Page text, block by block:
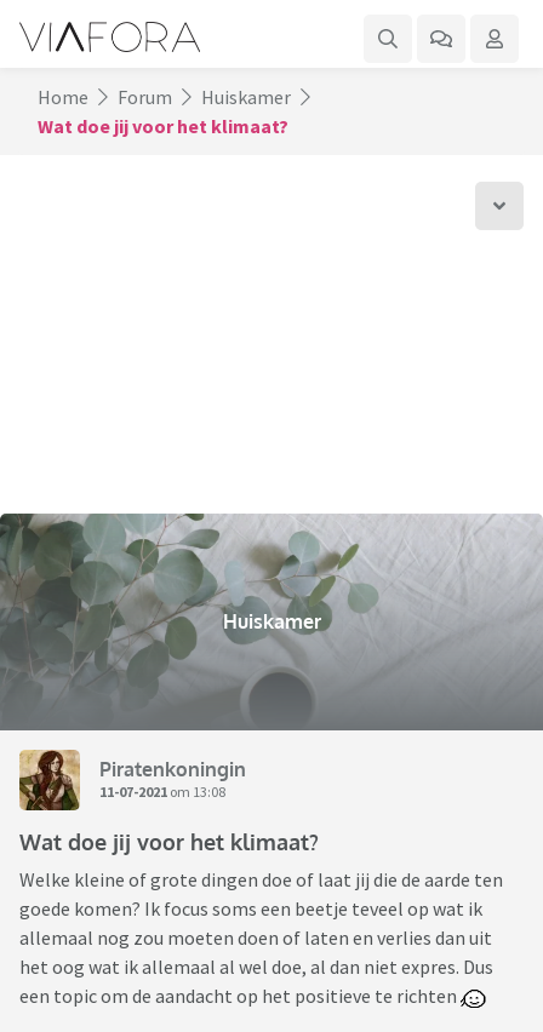
Home Forum
Huiskamer
Wat doe jij voor het klimaat?
Huiskamer
Piratenkoningin
11-07-2021 om 13:08
Wat doe jij voor het klimaat?
Welke kleine of grote dingen doe of laat jij die de aarde ten
goede komen? Ik focus soms een beetje teveel op wat ik
allemaal nog zou moeten doen of laten en verlies dan uit
het oog wat ik allemaal al wel doe, al dan niet expres. Dus
een topic om de aandacht op het positieve te richten